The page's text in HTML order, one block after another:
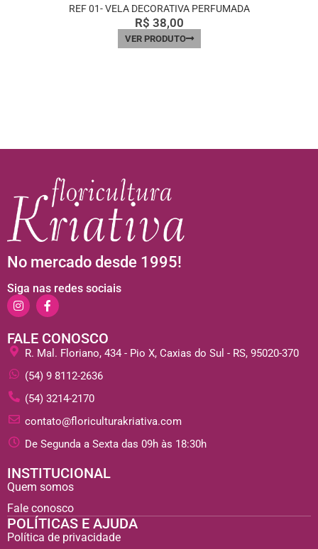
REF 01- VELA DECORATIVA PERFUMADA
R$ 38,00
VER PRODUTO
No mercado desde 1995!
Siga nas redes sociais
FALE CONOSCO
R. Mal. Floriano, 434 - Pio X, Caxias do Sul - RS, 95020-370
(54) 9 8112-2636
(54) 3214-2170
contato@floriculturakriativa.com
De Segunda a Sexta das 09h às 18:30h
INSTITUCIONAL
Quem somos
Fale conosco
POLÍTICAS E AJUDA
Política de privacidade